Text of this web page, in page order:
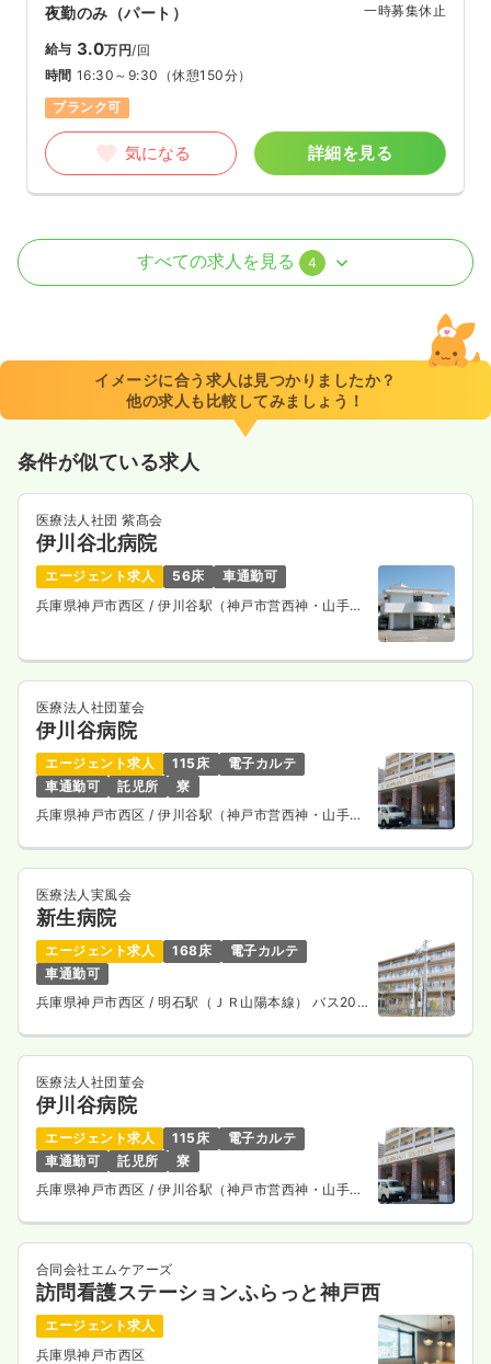
夜勤のみ（パート） 一時募集休止
給与 3.0万円/回
時間 16:30～9:30 （休憩150分）
ブランク可
気になる 詳細を見る
外来 正・准看護師
9:00～17:00（休憩60分）
年間休日120日
4週8休以上
ブランク可
日勤のみ（パート） 一時募集休止
給与 時給 1,600円〜
ブランク可
時給1,600円以上可
気になる
透析正・准看護師 一般病院
日勤のみ（常勤） 一時募集休止
給与 23.4万円〜
※一例
時間 8:00～16:00
（休憩60分）
日曜休み
日勤のみ（パート）
給与 お問い合わせください
時間 8:00～16:00（休憩60分）
気になる 詳細を見る
すべての求人を見る 4
イメージに合う求人は見つかりましたか？
他の求人も比較してみましょう！
条件が似ている求人
医療法人社団 紫髙会
伊川谷北病院
エージェント求人 56床
車通勤可
兵庫県神戸市西区 / 伊川谷駅（神戸市営西神・山手
医療法人社団菫会
伊川谷病院
エージェント求人 115床
電子カルテ
車通勤可
託児所
寮
兵庫県神戸市西区/ 伊川谷駅（神戸市営西神・山手
医療法人実風会
新生病院
エージェント求人 168床
電子カルテ
車通勤可
兵庫県神戸市西区/ 明石駅（ＪＲ山陽本線） バス20
医療法人社団菫会
伊川谷病院
エージェント求人 115床
電子カルテ
車通勤可
託児所
寮
兵庫県神戸市西区/ 伊川谷駅（神戸市営西神・山手
合同会社エムケアーズ
訪問看護ステーションふらっと神戸西
エージェント求人
兵庫県神戸市西区